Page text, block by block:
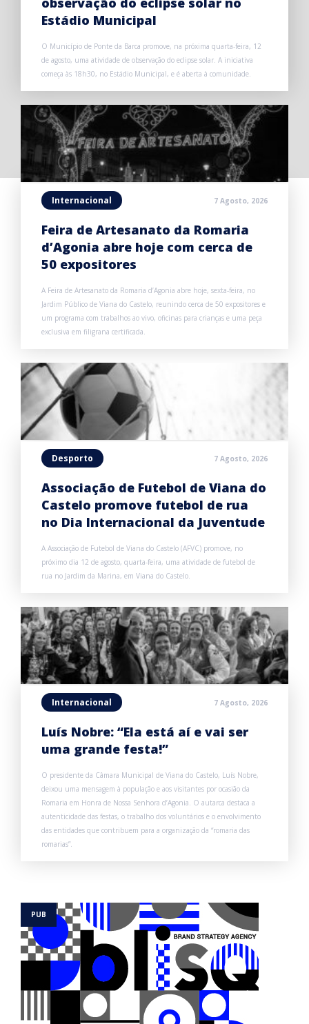
Estádio Municipal
O Município de Ponte da Barca promove, na próxima quarta-feira, 12
de agosto, uma atividade de observação do eclipse solar. A iniciativa
começa às 18h30, no Estádio Municipal, e é aberta à comunidade.
Internacional 7 Agosto, 2026
Feira de Artesanato da Romaria
d’Agonia abre hoje com cerca de
50 expositores
A Feira de Artesanato da Romaria d’Agonia abre hoje, sexta-feira, no
Jardim Público de Viana do Castelo, reunindo cerca de 50 expositores e
um programa com trabalhos ao vivo, oficinas para crianças e uma peça
exclusiva em filigrana certificada.
Desporto 7 Agosto, 2026
Associação de Futebol de Viana do
Castelo promove futebol de rua
no Dia Internacional da Juventude
A Associação de Futebol de Viana do Castelo (AFVC) promove, no
próximo dia 12 de agosto, quarta-feira, uma atividade de futebol de
rua no Jardim da Marina, em Viana do Castelo.
Internacional 7 Agosto, 2026
Luís Nobre: “Ela está aí e vai ser
uma grande festa!”
O presidente da Câmara Municipal de Viana do Castelo, Luís Nobre,
deixou uma mensagem à população e aos visitantes por ocasião da
Romaria em Honra de Nossa Senhora d’Agonia. O autarca destaca a
autenticidade das festas, o trabalho dos voluntários e o envolvimento
das entidades que contribuem para a organização da “romaria das
romarias”.